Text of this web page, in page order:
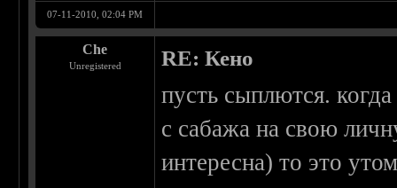
07-11-2010, 02:04 PM
Che
Unregistered RE: Кено
пусть сыплются.
с сабажа на свою
интересна) то это